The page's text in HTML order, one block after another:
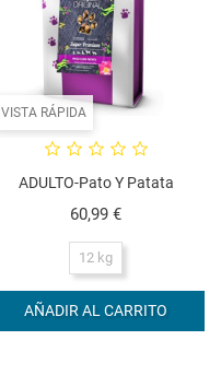
VISTA RÁPIDA
ADULTO-Pato Y Patata
60,99 €Precio
12 kg
AÑADIR AL CARRITO